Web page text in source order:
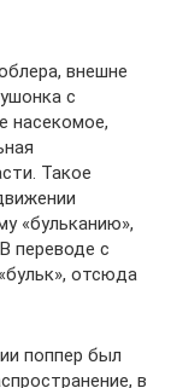
внешне
с
насекомое,
Такое
«бульканию»,
переводе с
отсюда
поппер был
в